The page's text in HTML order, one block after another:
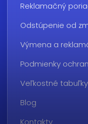
Reklamačný
Odstúpenie od
Výmena a
Podmienky
Veľkostné tabuľky
Blog
Kontakty